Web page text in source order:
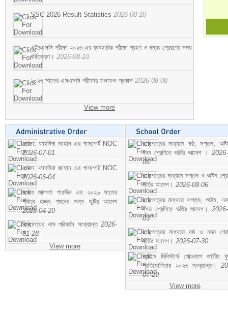
SSC 2026 Result Statistics 2026-08-10
এইচএসসি পরীক্ষা ২০২৬-এর ব্যবহারিক পরীক্ষা গ্রহণ ও নম্বর প্রেরণের সময়
বর্ধিতকরণ। 2026-08-10
২০২৬ সালের এসএসসি পরীক্ষার ফলাফল প্রকাশ 2026-08-08
View more
মোসা: ফাহমিদা জাহান এর পাসপোর্ট NOC
2026-07-01
মোসা: ফাহমিদা জাহান এর পাসপোর্ট NOC
2026-06-04
জনাব আলফা পারভীন এর ২০২৬ সালের
পবিত্র হজ্জ্ব গমনের জন্য ছুটির আদেশ
2026-04-20
বিদ্যালয়ের নাম পরিবর্তন সংক্রান্ত 2026-
01-28
View more
ছাড়পত্রের মাধ্যমে ষষ্ঠ, সপ্তম,
নবম শ্রেণিতে ভর্তির আদেশ ।
06
ছাড়পত্রের মাধ্যমে সপ্তম ও অষ্টম
ভর্তির আদেশ। 2026-08-06
ছাড়পত্রের মাধ্যমে সপ্তম, অষ্টম,
দশম শ্রেণিতে ভর্তির আদেশ।
03
ছাড়পত্রের মাধ্যমে ষষ্ঠ ও নবম
ভর্তির আদেশ। 2026-07-30
প্রাইম মিনিস্টার্স গোল্ডকাপ জাতীয়
প্রতিযোগিতায় ২০২৬ সংক্রান্ত।
07-29
View more